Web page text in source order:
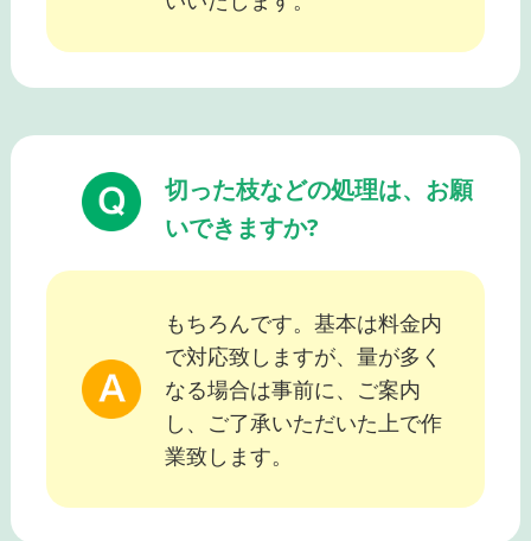
切った枝などの処理は、お願
いできますか?
もちろんです。基本は料金内
で対応致しますが、量が多く
なる場合は事前に、ご案内
し、ご了承いただいた上で作
業致します。